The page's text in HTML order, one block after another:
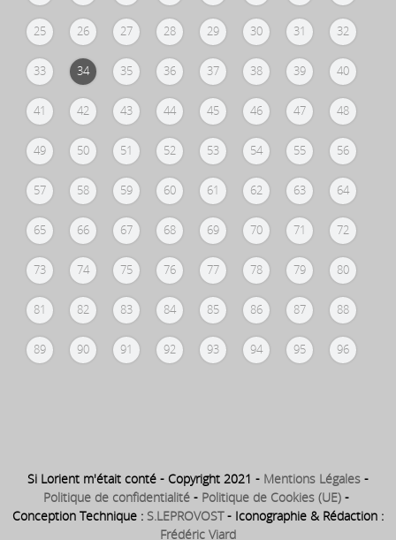
25 26 27 28 29 30 31 32
33 34 35 36 37 38 39 40
41 42 43 44 45 46 47 48
49 50 51 52 53 54 55 56
57 58 59 60 61 62 63 64
65 66 67 68 69 70 71 72
73 74 75 76 77 78 79 80
81 82 83 84 85 86 87 88
89 90 91 92 93 94 95 96
Si Lorient m'était conté - Copyright 2021 - Mentions Légales -
Politique de confidentialité - Politique de Cookies (UE) -
Conception Technique : S.LEPROVOST- Iconographie & Rédaction :
Frédéric Viard